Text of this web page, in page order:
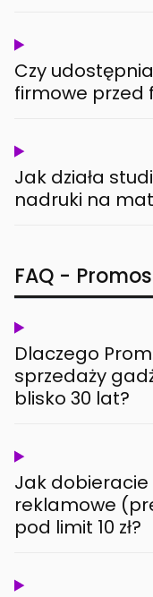
Czy
firmowe przed
Jak działa
nadruki na
FAQ -
Dlaczego
sprzedaży
blisko 30 lat?
Jak
reklamowe
pod limit 10 zł?